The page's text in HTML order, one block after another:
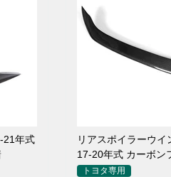
リアスポイラーウイ
17-20年式 カーボン
付け装着
トヨタ専用